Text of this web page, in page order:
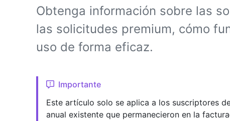
Obtenga información sobre las
las solicitudes premium, cómo
uso de forma eficaz.
Importante
Este artículo solo se aplica a los suscriptores
anual existente que permanecieron en la